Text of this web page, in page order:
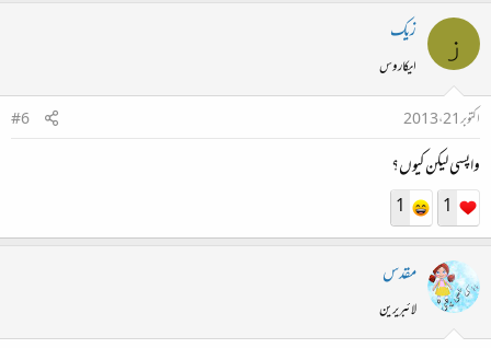
ز زیک
ایکاروس
اکتوبر 21، 2013
#6
واپسی لیکن کیوں؟
1
1
مقدس
لائبریرین